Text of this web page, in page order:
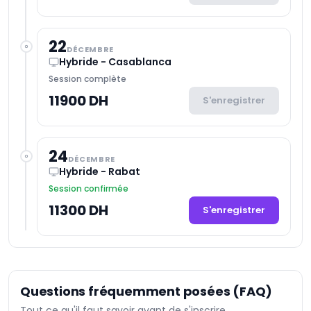
22DÉCEMBRE
Hybride - Casablanca
Session complète
11900 DH S'enregistrer
24DÉCEMBRE
Hybride - Rabat
Session confirmée
11300 DH S'enregistrer
Questions fréquemment posées (FAQ)